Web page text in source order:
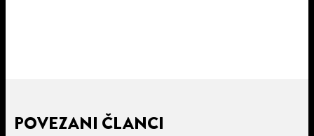
POVEZANI ČLANCI